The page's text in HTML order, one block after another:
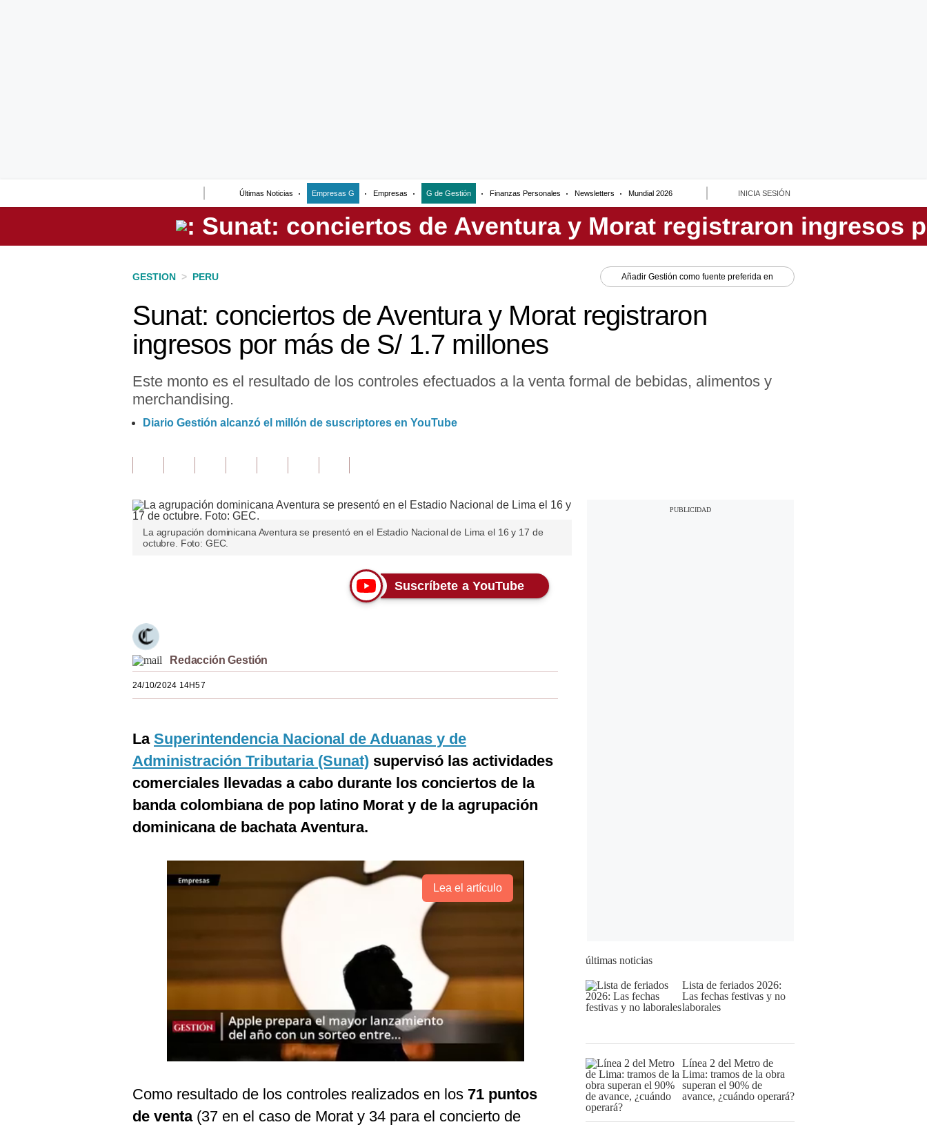
Últimas Noticias Empresas G Empresas G de Gestión Finanzas Personales Newsletters Mundial 2026 INICIA SESIÓN
Perú
GESTION > PERU Añadir Gestión como fuente preferida en
Sunat: conciertos de Aventura y Morat registraron
ingresos por más de S/ 1.7 millones
Este monto es el resultado de los controles efectuados a la venta formal de bebidas, alimentos y
merchandising.
Diario Gestión alcanzó el millón de suscriptores en YouTube
La agrupación dominicana Aventura se presentó en el Estadio Nacional de Lima el 16 y 17 de
octubre. Foto: GEC.
Suscríbete a YouTube
Redacción Gestión
24/10/2024 14H57
La Superintendencia Nacional de Aduanas y de
Administración Tributaria (Sunat) supervisó las actividades
comerciales llevadas a cabo durante los conciertos de la
banda colombiana de pop latino Morat y de la agrupación
dominicana de bachata Aventura.
Lea el artículo
Como resultado de los controles realizados en los 71 puntos
de venta(37 en el caso de Morat y 34 para el concierto de
últimas noticias
Lista de feriados 2026:
Las fechas festivas y no
laborales
Línea 2 del Metro de
Lima: tramos de la obra
superan el 90% de
avance, ¿cuándo operará?